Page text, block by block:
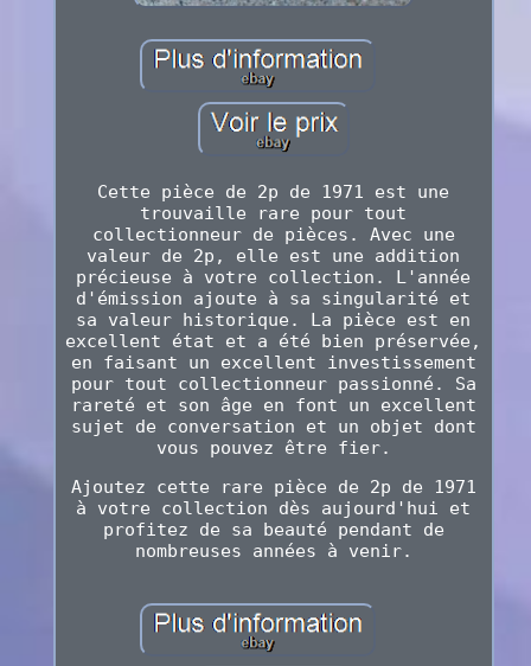
Cette pièce de 2p de 1971 est une
trouvaille rare pour tout
collectionneur de pièces. Avec une
valeur de 2p, elle est une addition
précieuse à votre collection. L'année
d'émission ajoute à sa singularité et
sa valeur historique. La pièce est en
excellent état et a été bien préservée,
en faisant un excellent investissement
pour tout collectionneur passionné. Sa
rareté et son âge en font un excellent
sujet de conversation et un objet dont
vous pouvez être fier.
Ajoutez cette rare pièce de 2p de 1971
à votre collection dès aujourd'hui et
profitez de sa beauté pendant de
nombreuses années à venir.